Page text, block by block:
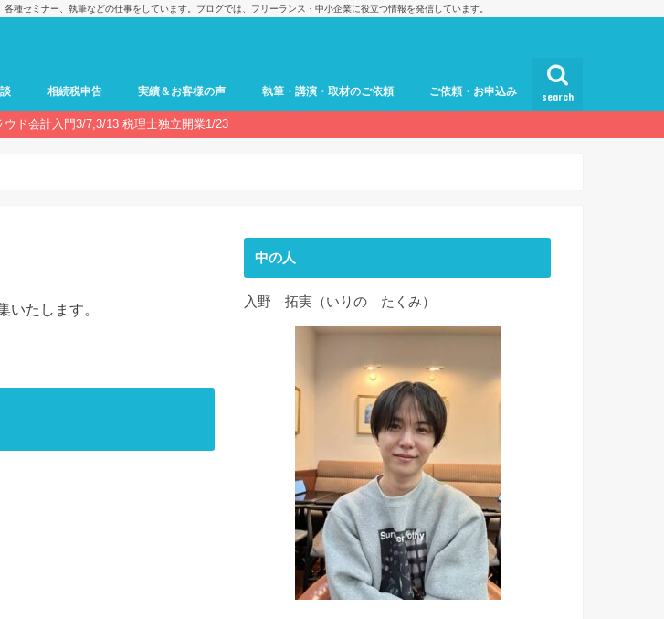
種セミナー、執筆などの仕事をしています。ブログでは、フリーランス・中小企業に役立つ情報を発信しています。
search
相続税申告 実績＆お客様の声 執筆・講演・取材のご依頼 ご依頼・お申込み
ウド会計入門3/7,3/13 税理士独立開業1/23
たします。
中の人
入野 拓実（いりの たくみ）